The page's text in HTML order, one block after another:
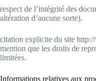
respect de l’intégrité des
altération d’aucune sorte).
citation explicite du site
mention que les droits de
limitées.
Informations relatives aux